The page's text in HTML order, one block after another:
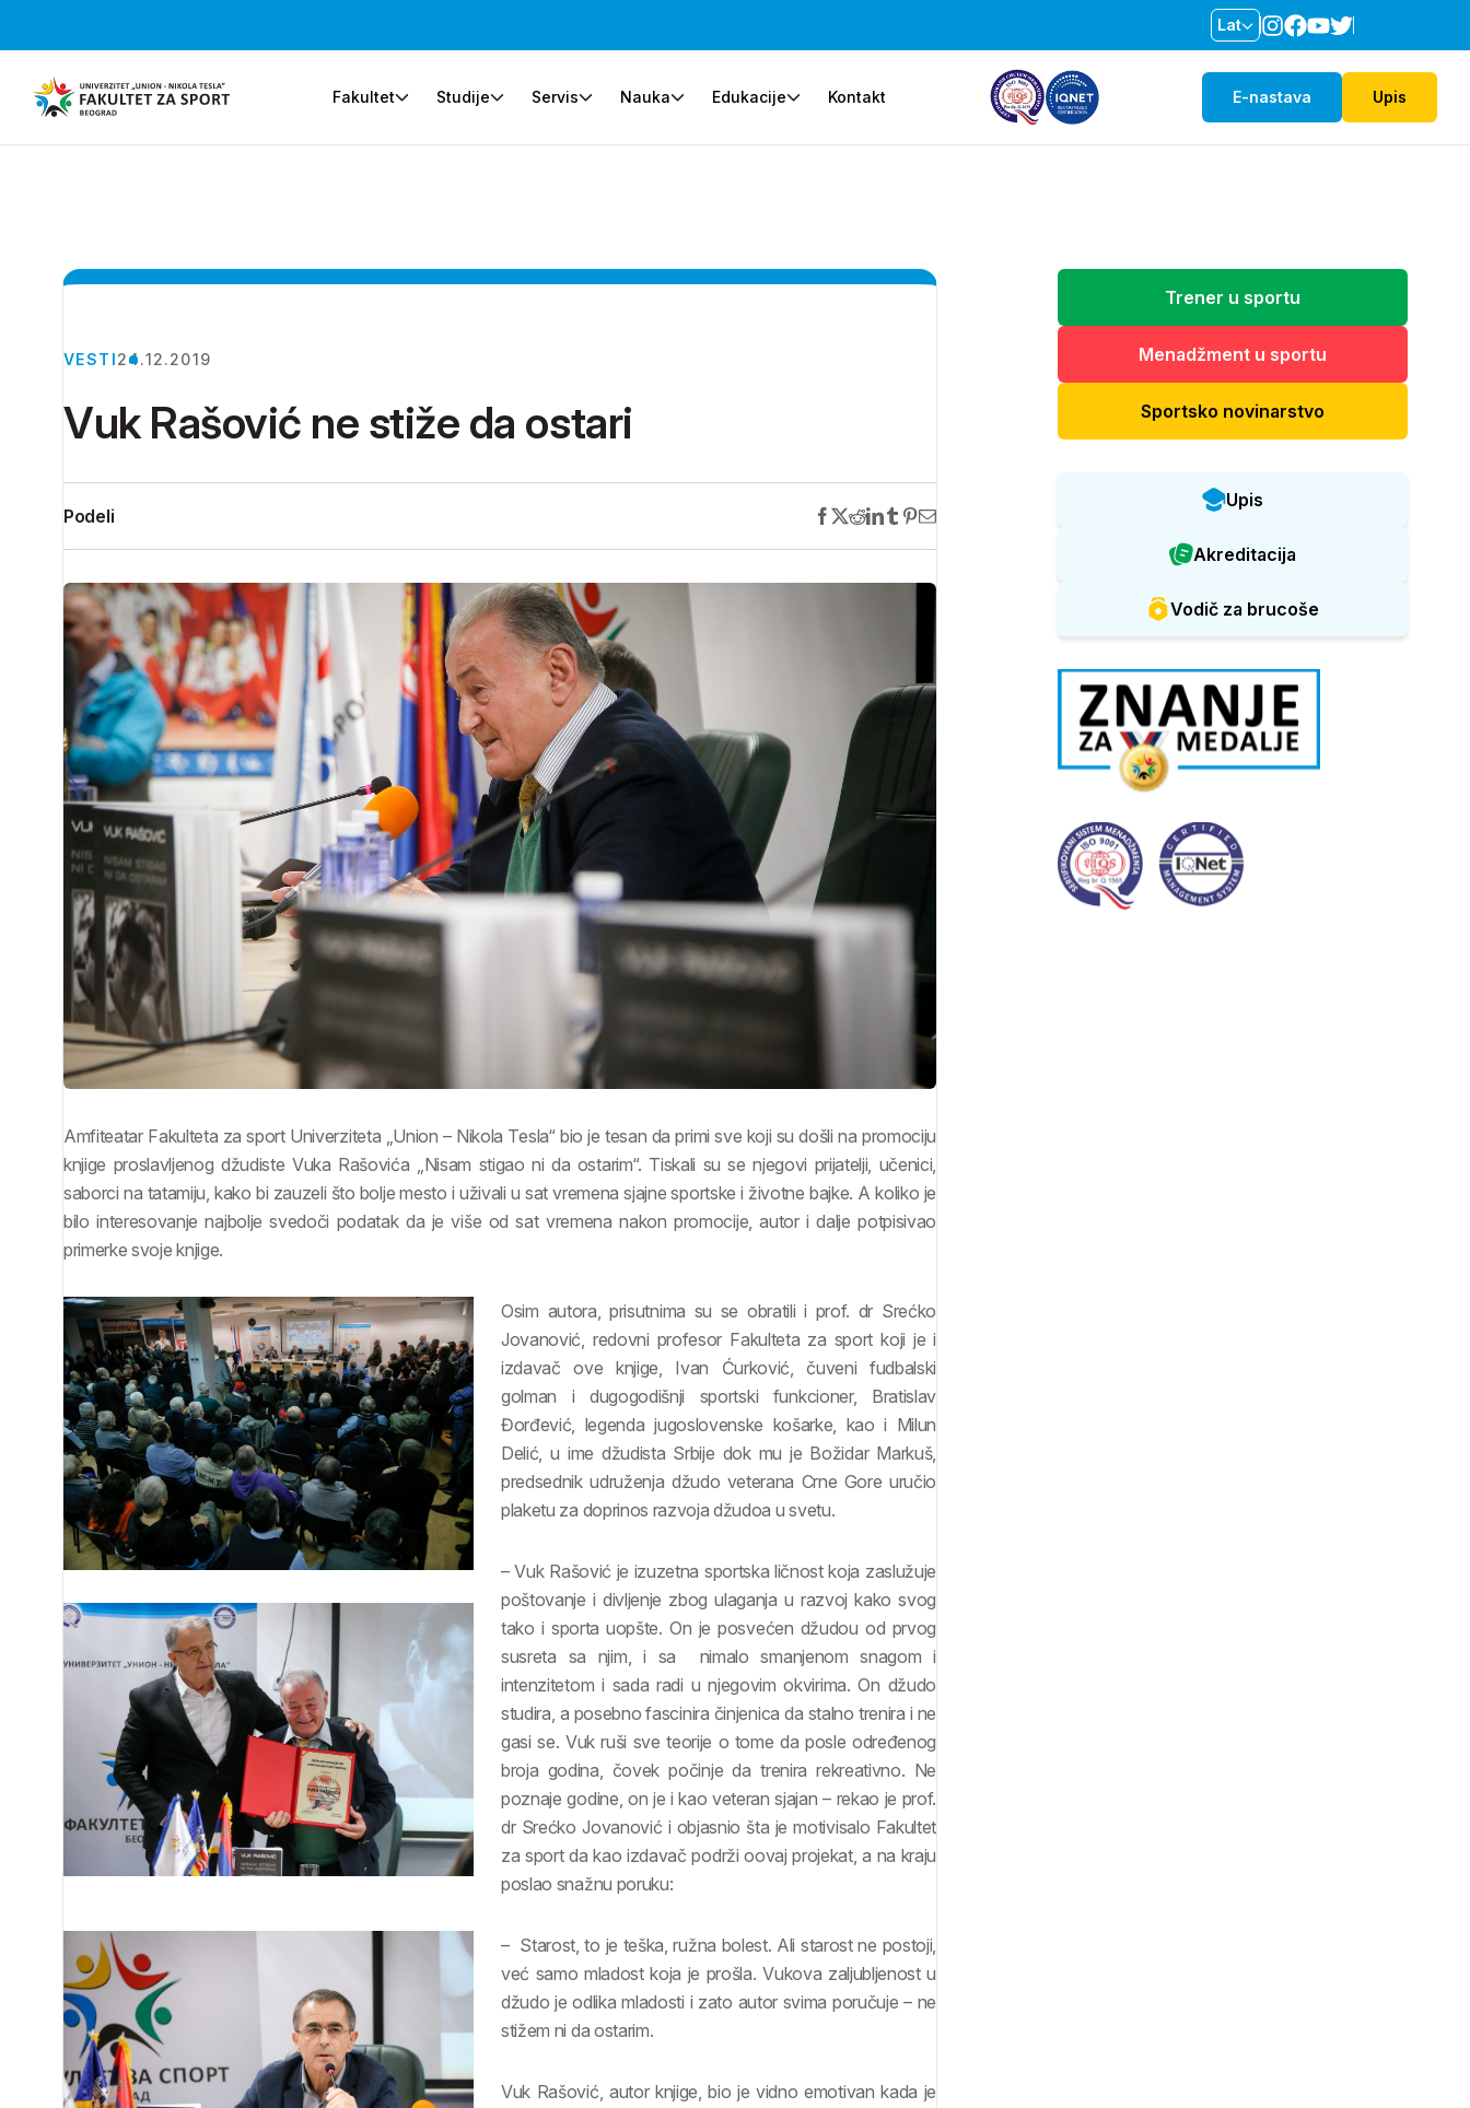
Lat
Fakultet Studije Servis Nauka Edukacije Kontakt E-nastava Upis
VESTI24.12.2019
Vuk Rašović ne stiže da ostari
Podeli
Amfiteatar Fakulteta za sport Univerziteta „Union – Nikola Tesla“ bio je tesan da primi sve koji su došli na promociju
knjige proslavljenog džudiste Vuka Rašovića „Nisam stigao ni da ostarim“. Tiskali su se njegovi prijatelji, učenici,
saborci na tatamiju, kako bi zauzeli što bolje mesto i uživali u sat vremena sjajne sportske i životne bajke. A koliko je
bilo interesovanje najbolje svedoči podatak da je više od sat vremena nakon promocije, autor i dalje potpisivao
primerke svoje knjige.
Osim autora, prisutnima su se obratili i prof. dr Srećko
Jovanović, redovni profesor Fakulteta za sport koji je i
izdavač ove knjige, Ivan Ćurković, čuveni fudbalski
golman i dugogodišnji sportski funkcioner, Bratislav
Đorđević, legenda jugoslovenske košarke, kao i Milun
Delić, u ime džudista Srbije dok mu je Božidar Markuš,
predsednik udruženja džudo veterana Crne Gore uručio
plaketu za doprinos razvoja džudoa u svetu.
– Vuk Rašović je izuzetna sportska ličnost koja zaslužuje
poštovanje i divljenje zbog ulaganja u razvoj kako svog
tako i sporta uopšte. On je posvećen džudou od prvog
susreta sa njim, i sa nimalo smanjenom snagom i
intenzitetom i sada radi u njegovim okvirima. On džudo
studira, a posebno fascinira činjenica da stalno trenira i ne
gasi se. Vuk ruši sve teorije o tome da posle određenog
broja godina, čovek počinje da trenira rekreativno. Ne
poznaje godine, on je i kao veteran sjajan – rekao je prof.
dr Srećko Jovanović i objasnio šta je motivisalo Fakultet
za sport da kao izdavač podrži oovaj projekat, a na kraju
poslao snažnu poruku:
– Starost, to je teška, ružna bolest. Ali starost ne postoji,
već samo mladost koja je prošla. Vukova zaljubljenost u
džudo je odlika mladosti i zato autor svima poručuje – ne
stižem ni da ostarim.
Vuk Rašović, autor knjige, bio je vidno emotivan kada je
Trener u sportu
Menadžment u sportu
Sportsko novinarstvo
Upis
Akreditacija
Vodič za brucoše